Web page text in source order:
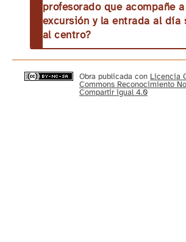
profesorado que acompañe
excursión y la entrada al día
al centro?
Obra publicada con Licencia
Commons Reconocimiento
Compartir igual 4.0